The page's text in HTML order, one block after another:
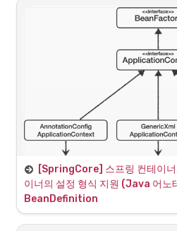
위 AppConfig에 따라 memberService
자바 코드 설정 사용 방식
현재까지 사용했던 new
[SpringCore] 스프링 컨테이너
이너의 설정 형식 지원 (Java 어
BeanDefinition